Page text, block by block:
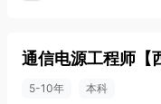
通信电源工程师 【
5-10年 本科